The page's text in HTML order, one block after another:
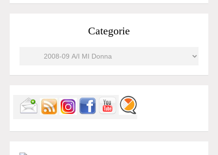
Categorie